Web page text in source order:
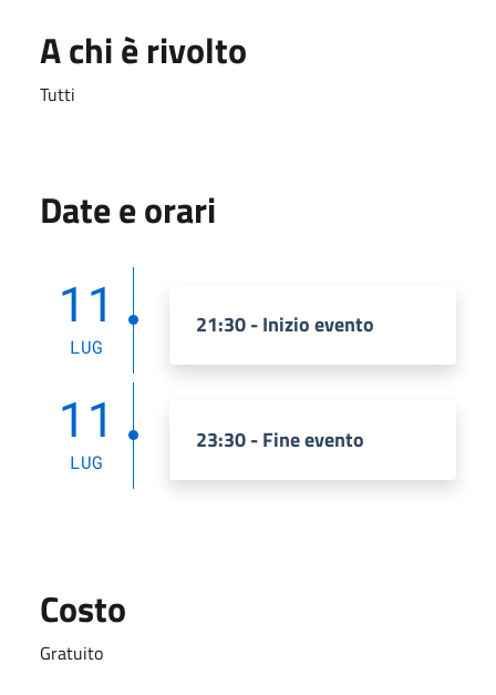
A chi è rivolto
Tutti
Date e orari
11
LUG
21:30 - Inizio evento
11
LUG
23:30 - Fine evento
Costo
Gratuito